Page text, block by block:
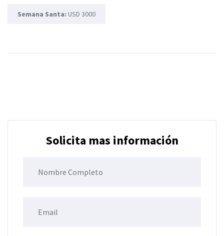
Semana Santa: USD 3000
Solicita mas información